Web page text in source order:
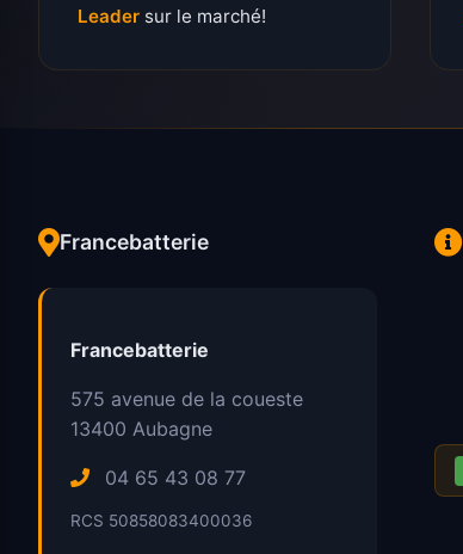
Leader sur le marché!
Francebatterie
Francebatterie
575 avenue de la coueste
13400 Aubagne
04 65 43 08 77
RCS 50858083400036